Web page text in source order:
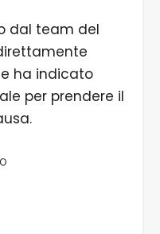
dal team del
ha indicato
per prendere il